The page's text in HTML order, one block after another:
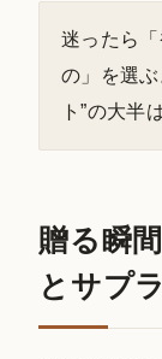
迷ったら
の」を選
ト”の大半
贈る瞬
とサプ